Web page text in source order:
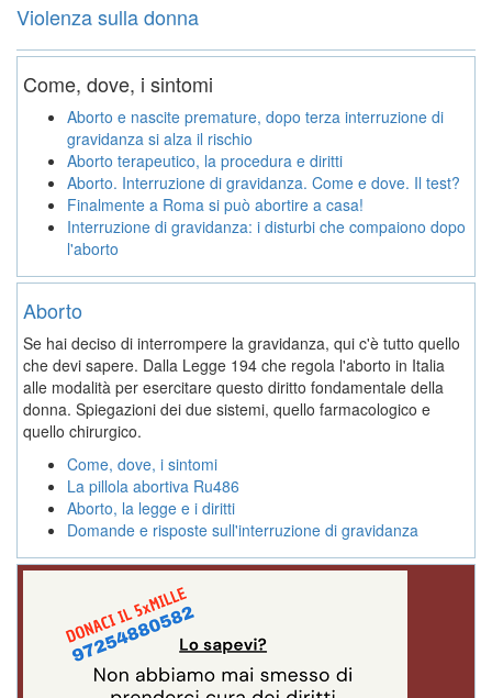
Violenza sulla donna
Come, dove, i sintomi
Aborto e nascite premature, dopo terza interruzione di
gravidanza si alza il rischio
Aborto terapeutico, la procedura e diritti
Aborto. Interruzione di gravidanza. Come e dove. Il test?
Finalmente a Roma si può abortire a casa!
Interruzione di gravidanza: i disturbi che compaiono dopo
l'aborto
Aborto
Se hai deciso di interrompere la gravidanza, qui c'è tutto quello
che devi sapere. Dalla Legge 194 che regola l'aborto in Italia
alle modalità per esercitare questo diritto fondamentale della
donna. Spiegazioni dei due sistemi, quello farmacologico e
quello chirurgico.
Come, dove, i sintomi
La pillola abortiva Ru486
Aborto, la legge e i diritti
Domande e risposte sull'interruzione di gravidanza